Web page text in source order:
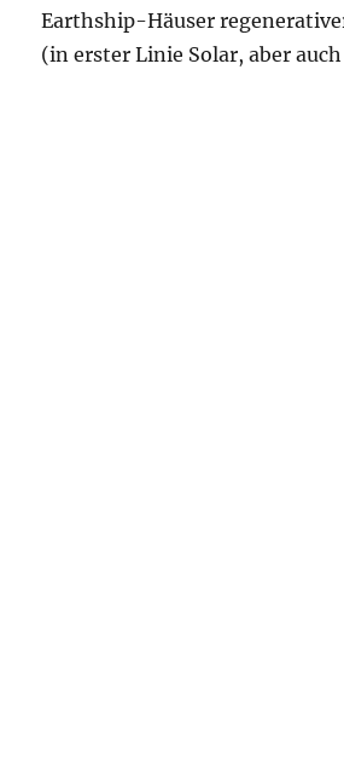
Earthship-Häuser
(in erster Linie Solar, aber